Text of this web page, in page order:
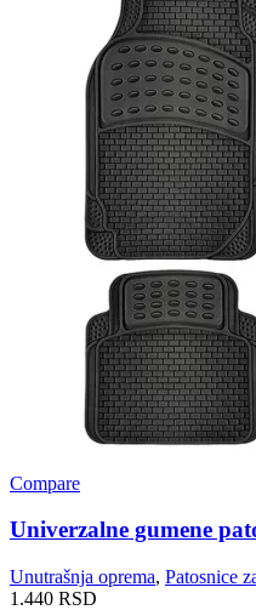
Compare
Univerzalne gumene
Unutrašnja oprema, Patosnice
1.440 RSD